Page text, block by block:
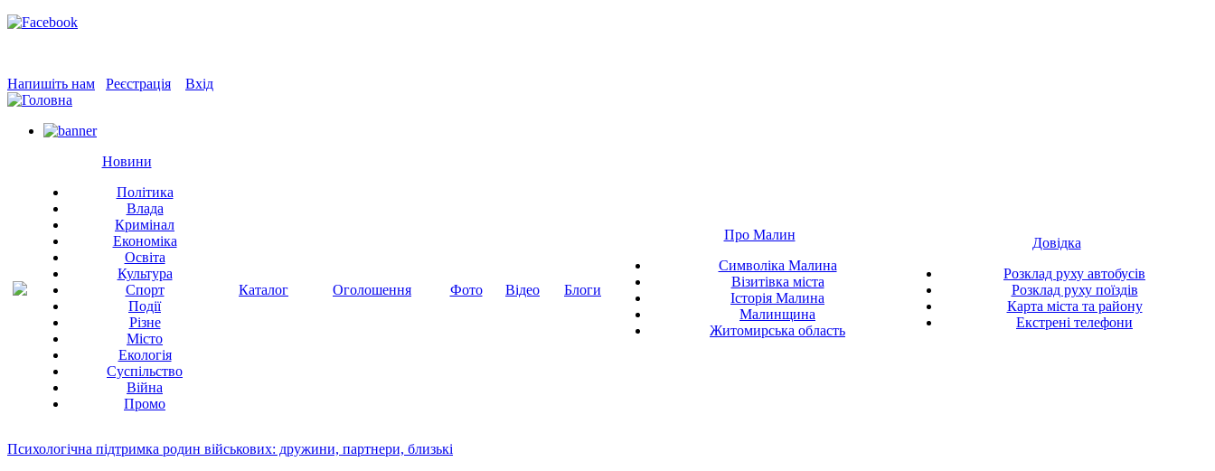
Напишіть нам Реєстрація Вхід
Новини
Політика
Влада
Кримінал
Економіка
Освіта
Культура
Спорт
Події
Різне
Місто
Екологія
Суспільство
Війна
Промо
Каталог Оголошення Фото Відео Блоги
Про Малин
Символіка Малина
Візитівка міста
Історія Малина
Малинщина
Житомирська область
Довідка
Розклад руху автобусів
Розклад руху поїздів
Карта міста та району
Екстрені телефони
Психологічна підтримка родин військових: дружини, партнери, близькі